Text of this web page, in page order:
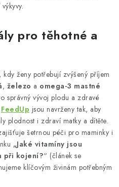
pro těhotné a
ženy potřebují zvýšený příjem
, železo a omega-3 mastné
správný vývoj plodu a zdravé
FeedUp jsou navrženy tak, aby
plodnost i zdraví matky a dítěte.
šetrnou péči pro maminky i
„Jaké vitamíny jsou
při kojení?“ (článek se
klíčovým živinám potřebným